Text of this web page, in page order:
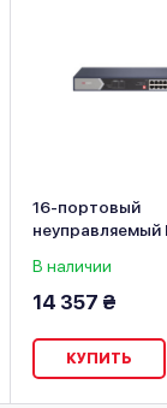
16-портовый
неуправляемый
3E0520HP-E
В наличии
14 357 ₴
КУПИТЬ